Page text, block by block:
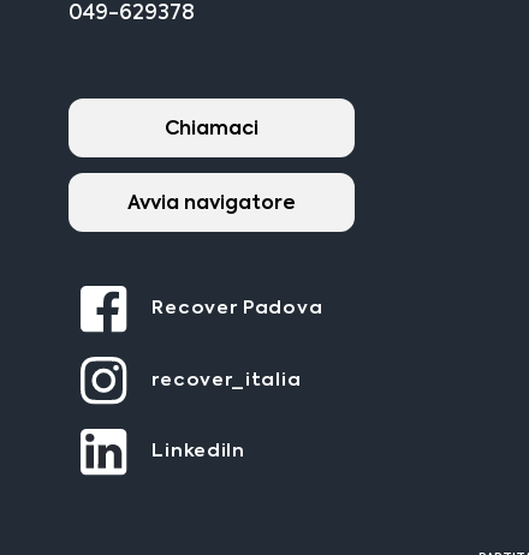
049-629378
Chiamaci
Avvia navigatore
Recover Padova
recover_italia
LinkediIn